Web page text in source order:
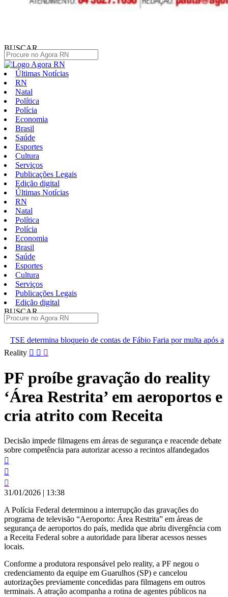
BUSCAR
Últimas Notícias
RN
Natal
Política
Polícia
Economia
Brasil
Saúde
Esportes
Cultura
Serviços
Publicações Legais
Edição digital
Últimas Notícias
RN
Natal
Política
Polícia
Economia
Brasil
Saúde
Esportes
Cultura
Serviços
Publicações Legais
Edição digital
BUSCAR
de contas de Fábio Faria por multa após ataque a Lula
Pular
conteúdo
Reality
PF proíbe gravação do reality
‘Área Restrita’ em aeroportos e
cria atrito com Receita
Decisão impede filmagens em áreas de segurança e reacende debate
sobre competência para autorizar acesso a recintos alfandegados
31/01/2026 | 13:38
A Polícia Federal determinou a interrupção das gravações do
programa de televisão “Aeroporto: Área Restrita” em áreas de
segurança de aeroportos do país, medida que abriu divergência com
a Receita Federal sobre a autoridade para liberar acessos nesses
locais.
Conforme a produtora responsável pelo reality, a PF negou o
credenciamento da equipe em Guarulhos (SP) e cancelou
autorizações previamente concedidas para filmagens em outros
terminais. A atração acompanha a rotina de agentes públicos na